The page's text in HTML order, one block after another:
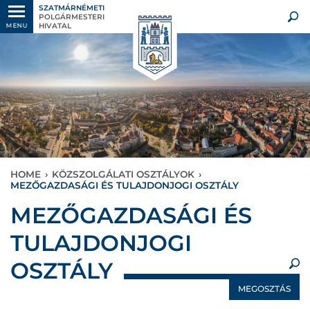
MENU
SZATMÁRNÉMETI
POLGÁRMESTERI
HIVATAL
HOME › KÖZSZOLGÁLATI OSZTÁLYOK ›
MEZŐGAZDASÁGI ÉS TULAJDONJOGI OSZTÁLY
MEZŐGAZDASÁGI ÉS
TULAJDONJOGI
OSZTÁLY
MEGOSZTÁS